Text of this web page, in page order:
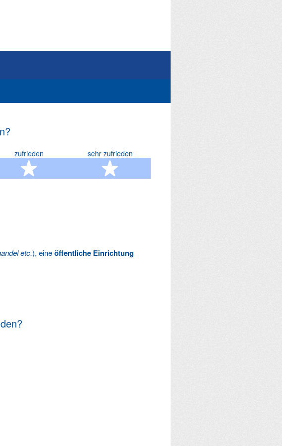
zufrieden
4 Sterne
sehr zufrieden
5 Sterne
etc.), eineöffentliche Einrichtung